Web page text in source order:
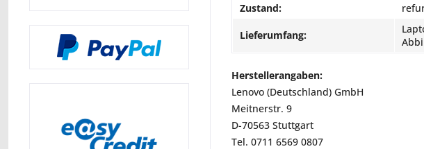
Zustand:
Lieferumfang:
Herstellerangaben:
Lenovo (Deutschland) GmbH
Meitnerstr. 9
D-70563 Stuttgart
Tel. 0711 6569 0807